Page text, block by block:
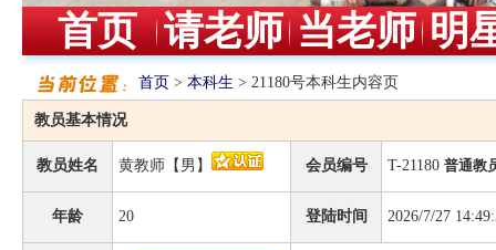
首页 请老师 当老师 明
首页 > 本科生 > 21180号本科生内容页
教员基本情况
教员姓名 黄教师【男】 会员编号 T-21180 普通教
年龄 20 登陆时间 2026/7/27